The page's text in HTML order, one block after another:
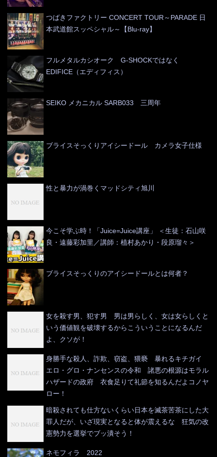
つばきファクトリー CONCERT TOUR～PARADE 日
本武道館スッペシャル～【Blu-ray】
フルメタルカシオーク G-SHOCKではなく
EDIFICE（エディフィス）
SEIKO メカニカル SARB033 三周年
ブライスそっくりアイシードール カメラ女子仕様
性と暴力が渦巻くマッドシティ旭川
今こそ学ぶ時！「Juice=Juice講座」 ＜生徒：石山咲
良・遠藤彩加里／講師：植村あかり・段原瑠々＞
ブライスそっくりのアイシードールとは何者？
女を殺す男、犯す男 男は男らしく、女は女らしくと
いう価値観を破壊するからこういうことになるんだ
よ、クソが！
身勝手な殺人、詐欺、窃盗、猥褻 暴れるキチガイ
エロ・グロ・ナンセンスの令和 諸悪の根源はモラル
ハザードの政府 衣食足りて礼節を知るんだよコノヤ
ロー！
暗殺されても仕方ないくらい日本を滅茶苦茶にした大
罪人だが、いざ現実となると体が震えるな 狂気の改
憲勢力を選挙でブッ潰そう！
ネモフィラ 2022